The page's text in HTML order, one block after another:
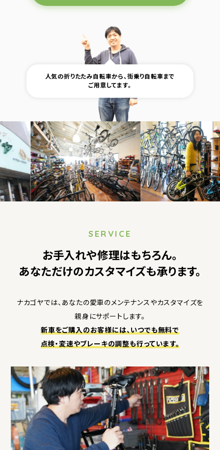
人気の折りたたみ自転車から、 街乗り自転車まで
ご用意してます。
写真ギャラリー
SERVICE
お手入れや修理はもちろん。
あなただけのカスタマイズも承ります。
ナカゴヤでは、あなたの愛車のメンテナンスやカスタマイズを
親身にサポートします。
新車をご購入のお客様には、いつでも無料で
点検・変速やブレーキの調整も行っています。